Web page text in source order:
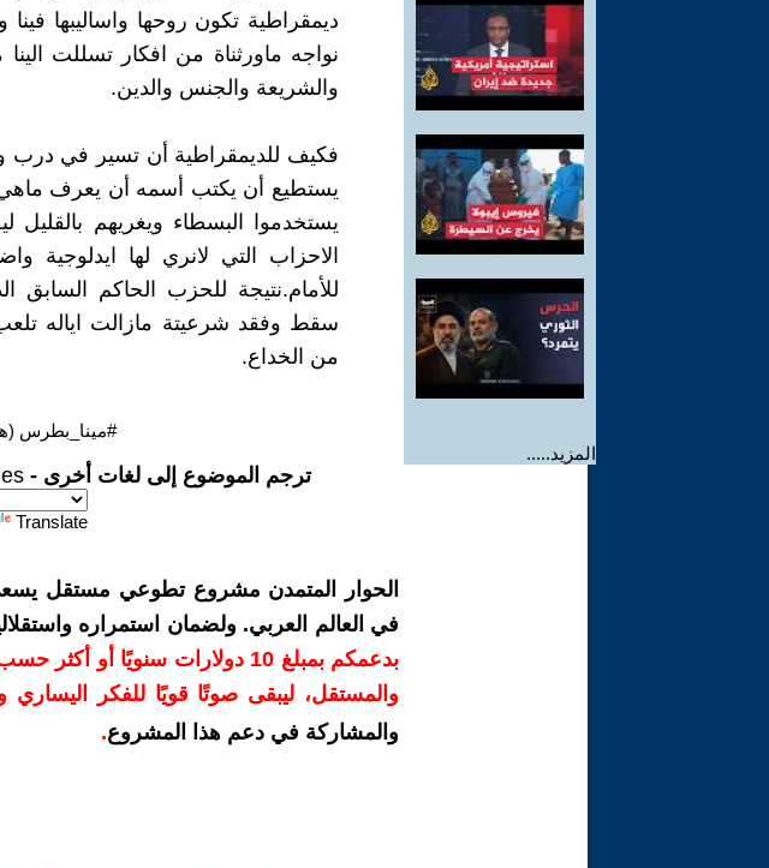
المزيد.....
ديمقراطية تكون روحها واساليبها
نواجه ماورثناة من افكار تسللت
والشريعة والجنس والدين.
فكيف للديمقراطية أن تسير في درب
يستطيع أن يكتب أسمه أن يعرف
يستخدموا البسطاء ويغريهم
الاحزاب التي لانري لها ايدلوجية
للأمام.نتيجة للحزب الحاكم السابق
سقط وفقد شرعيتة مازالت اياله
من الخداع.
#مينا_بطرس
ترجم الموضوع إلى لغات أخرى -
Translate
الحوار المتمدن مشروع تطوعي مستقل يسعى
في العالم العربي. ولضمان استمراره
بدعمكم بمبلغ 10 دولارات سنويًا
والمستقل، ليبقى صوتًا قويًا للفكر اليساري
والمشاركة في دعم هذا المشروع.